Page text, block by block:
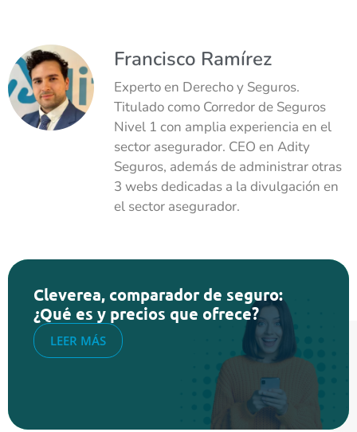
Francisco Ramírez
Experto en Derecho y Seguros.
Titulado como Corredor de Seguros
Nivel 1 con amplia experiencia en el
sector asegurador. CEO en Adity
Seguros, además de administrar otras
3 webs dedicadas a la divulgación en
el sector asegurador.
Cleverea, comparador de seguro:
¿Qué es y precios que ofrece?
LEER MÁS